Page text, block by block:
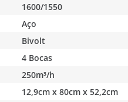
1600/1550
Aço
Bivolt
4 Bocas
250m³/h
12,9cm x 80cm x 52,2cm